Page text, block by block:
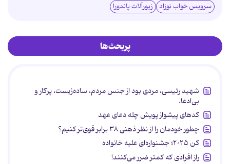
سرویس خواب نوزاد زیورآلات پاندورا
پربحث‌ها
شهید رئیسی، مردی بود از جنس مردم، ساده‌زیست، پرکار و
بی‌ادعا.
کدهای پیشواز پویش چله دعای عهد
چطور خودمان را از نظر ذهنی ۳۸ برابر قوی‌تر کنیم؟
کن ۲۰۲۵؛ جشنواره‌ای علیه خانواده
راز افرادی که کمتر ضرر می‌کنند!